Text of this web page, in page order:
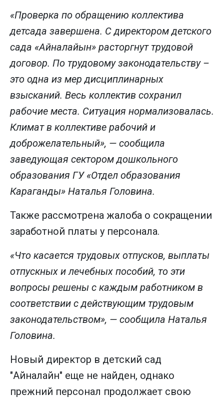
«Проверка по обращению коллектива
детсада завершена. С директором детского
сада «Айналайын» расторгнут трудовой
договор. По трудовому законодательству –
это одна из мер дисциплинарных
взысканий. Весь коллектив сохранил
рабочие места. Ситуация нормализовалась.
Климат в коллективе рабочий и
доброжелательный», — сообщила
заведующая сектором дошкольного
образования ГУ «Отдел образования
Караганды» Наталья Головина.
Также рассмотрена жалоба о сокращении
заработной платы у персонала.
«Что касается трудовых отпусков, выплаты
отпускных и лечебных пособий, то эти
вопросы решены с каждым работником в
соответствии с действующим трудовым
законодательством», — сообщила Наталья
Головина.
Новый директор в детский сад
"Айналайн" еще не найден, однако
прежний персонал продолжает свою